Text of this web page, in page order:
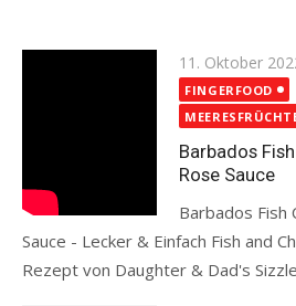
Posted
on
11. Oktober
FINGERFOOD
Barbados
Rose Sauce
Barbados Fish
Sauce - Lecker & Einfach Fish and
Rezept von Daughter & Dad's